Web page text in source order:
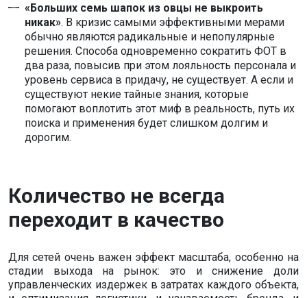
«Больших семь шапок из овцы не выкроить
никак». В кризис самыми эффективными мерами
обычно являются радикальные и непопулярные
решения. Способа одновременно сократить ФОТ в
два раза, повысив при этом лояльность персонала и
уровень сервиса в придачу, не существует. А если и
существуют некие тайные знания, которые
помогают воплотить этот миф в реальность, путь их
поиска и применения будет слишком долгим и
дорогим.
Количество не всегда
переходит в качество
Для сетей очень важен эффект масштаба, особенно на
стадии выхода на рынок: это и снижение доли
управленческих издержек в затратах каждого объекта,